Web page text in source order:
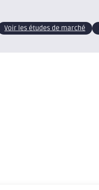
Voir les études de marché